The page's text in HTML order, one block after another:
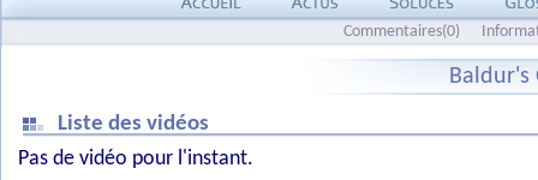
Commentaires(0)
Baldur's
Liste des vidéos
Pas de vidéo pour l'instant.